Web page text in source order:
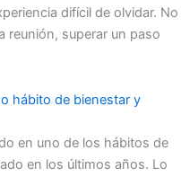
difícil de olvidar. No
reunión, superar un paso
hábito de bienestar y
en uno de los hábitos de
en los últimos años. Lo